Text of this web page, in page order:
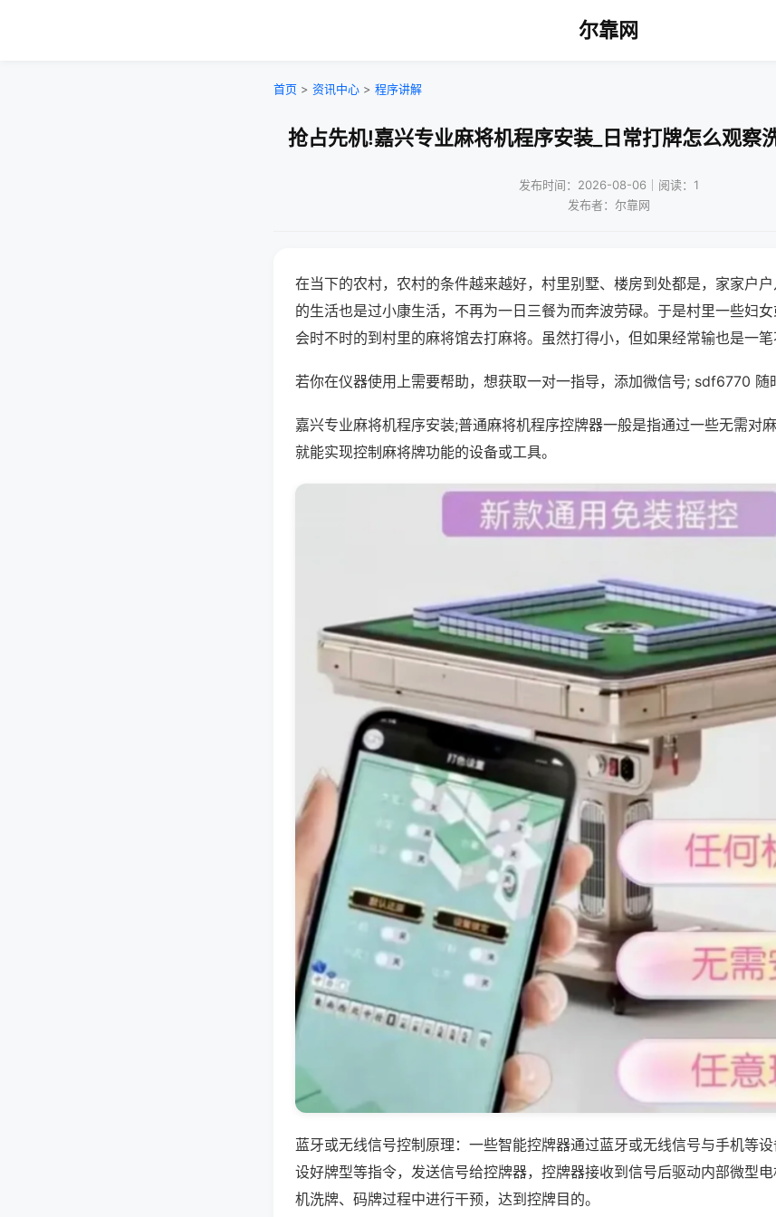
尔靠网
首页 > 资讯中心 > 程序讲解
抢占先机!嘉兴专业麻将机程序安装_日常打牌怎么观察
发布时间：2026-08-06｜阅读：1
发布者：尔靠网
在当下的农村，农村的条件越来越好，村里别墅、楼房到处都是，家家户
的生活也是过小康生活，不再为一日三餐为而奔波劳碌。于是村里一些妇
会时不时的到村里的麻将馆去打麻将。虽然打得小，但如果经常输也是一笔
若你在仪器使用上需要帮助，想获取一对一指导，添加微信号; sdf6770 随
嘉兴专业麻将机程序安装;普通麻将机程序控牌器一般是指通过一些无需对
就能实现控制麻将牌功能的设备或工具。
蓝牙或无线信号控制原理：一些智能控牌器通过蓝牙或无线信号与手机等
设好牌型等指令，发送信号给控牌器，控牌器接收到信号后驱动内部微型
机洗牌、码牌过程中进行干预，达到控牌目的。